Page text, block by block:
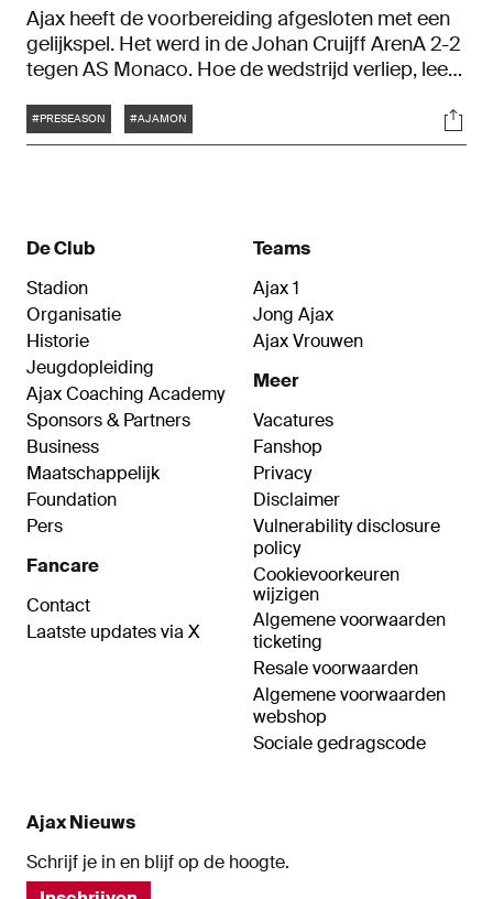
Ajax heeft de voorbereiding afgesloten met een
gelijkspel. Het werd in de Johan Cruijff ArenA 2-2
tegen AS Monaco. Hoe de wedstrijd verliep, lees
Tags
#PRESEASON #AJAMON
De Club
Stadion
Organisatie
Historie
Jeugdopleiding
Ajax Coaching Academy
Sponsors & Partners
Business
Maatschappelijk
Foundation
Pers
Fancare
Contact
Laatste updates via X
Teams
Ajax 1
Jong Ajax
Ajax Vrouwen
Meer
Vacatures
Fanshop
Privacy
Disclaimer
Vulnerability disclosure
policy
Cookievoorkeuren
wijzigen
Algemene voorwaarden
ticketing
Resale voorwaarden
Algemene voorwaarden
webshop
Sociale gedragscode
Ajax Nieuws
Schrijf je in en blijf op de hoogte.